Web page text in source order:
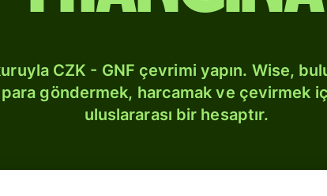
CZK - GNF çevrimi yapın. Wise,
göndermek, harcamak ve çevirmek
uluslararası bir hesaptır.